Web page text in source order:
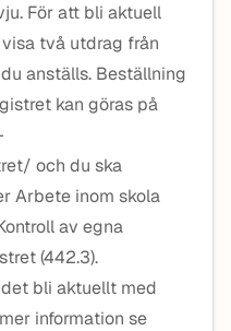
För att bli aktuell
två utdrag från
anställs. Beställning
kan göras på
och du ska
Arbete inom skola
av egna
(442.3).
bli aktuellt med
information se